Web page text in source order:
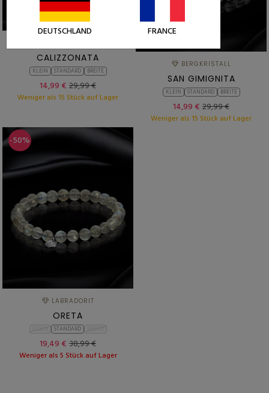
CALIZZONATA
KLEIN STANDARD BREITE
14,99 € 29,99 €
Weniger als 15 Stück auf Lager
BERGKRISTALL
SAN GIMIGNITA
KLEIN STANDARD BREITE
14,99 € 29,99 €
Weniger als 15 Stück auf Lager
-50%
LABRADORIT
ORETA
STANDARD
19,49 € 38,99 €
Weniger als 5 Stück auf Lager
DEUTSCHLAND FRANCE